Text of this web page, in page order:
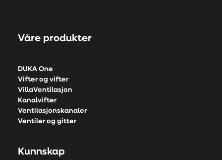
Våre produkter
DUKA One
Vifter og vifter
VillaVentilasjon
Kanalvifter
Ventilasjonskanaler
Ventiler og gitter
Kunnskap